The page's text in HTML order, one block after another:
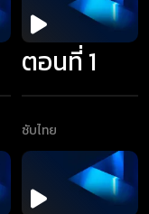
ตอนที่ 1
ซับไทย